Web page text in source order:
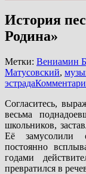
История
Родина»
Метки: Вениамин
Матусовский,
эстрада
Согласитесь,
весьма
школьников,
Её замусолили
постоянно
годами
превратился в